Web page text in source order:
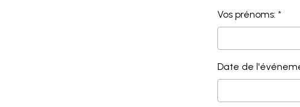
Vos prénoms:
Date de